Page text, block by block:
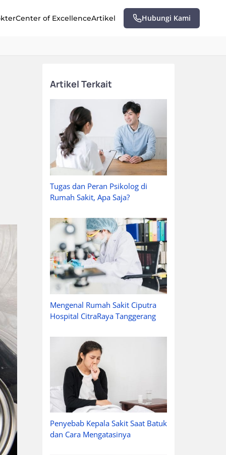
Center of ExcellenceArtikel Hubungi Kami
Artikel Terkait
Tugas dan Peran Psikolog di
Rumah Sakit, Apa Saja?
Mengenal Rumah Sakit Ciputra
Hospital CitraRaya Tanggerang
Penyebab Kepala Sakit Saat Batuk
dan Cara Mengatasinya